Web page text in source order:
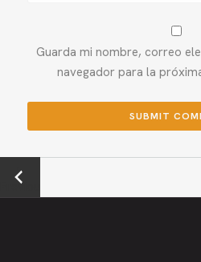
Guarda mi nombre, correo
navegador para la
←
Previou